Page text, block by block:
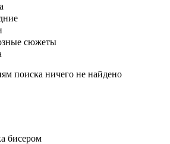
сюжеты
поиска ничего не найдено
бисером